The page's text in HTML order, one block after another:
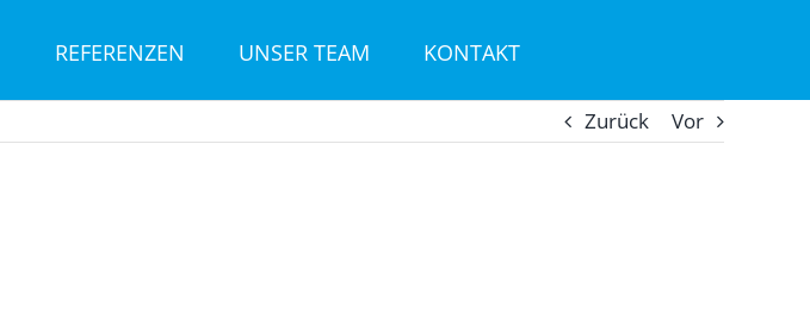
REFERENZEN UNSER TEAM KONTAKT
Zurück Vor